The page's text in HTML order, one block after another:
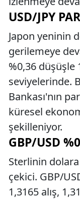
USD/JPY
Japon yeninin
gerilemeye
%0,36 düşüşle
seviyelerinde.
Bankası'nın
küresel
şekilleniyor.
GBP/USD
Sterlinin
çekici. GBP/
1,3165 alış,